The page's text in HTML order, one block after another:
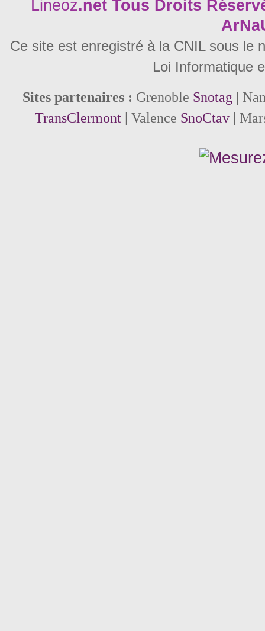
Lineoz.net Tous Droits
Ce site est enregistré à la CNIL sous le
Loi Informatique
Sites partenaires : Grenoble Snotag |
TransClermont| Valence SnoCtav|